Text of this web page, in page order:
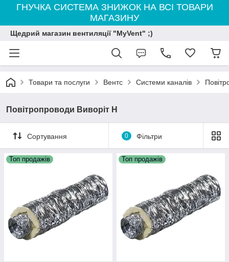
ГНУЧКА СИСТЕМА ЗНИЖОК НА ВСІ ТОВАРИ
МАГАЗИНУ
Щедрий магазин вентиляції "MyVent" ;)
Товари та послуги Вентс Системи каналів
Повітропроводи Виворіт Н
Сортування 0 Фільтри
Топ продажів Топ продажів